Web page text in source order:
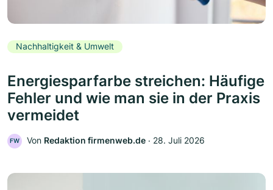
Nachhaltigkeit & Umwelt
Energiesparfarbe streichen: Häufige
Fehler und wie man sie in der Praxis
vermeidet
FW Von Redaktion firmenweb.de ‧ 28. Juli 2026